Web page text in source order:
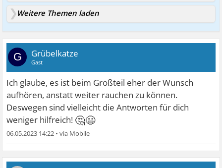
Weitere Themen laden
G Grübelkatze
Gast
Ich glaube, es ist beim Großteil eher der Wunsch
aufhören, anstatt weiter rauchen zu können.
Deswegen sind vielleicht die Antworten für dich
weniger hilfreich! 🤔😃
06.05.2023 14:22 •